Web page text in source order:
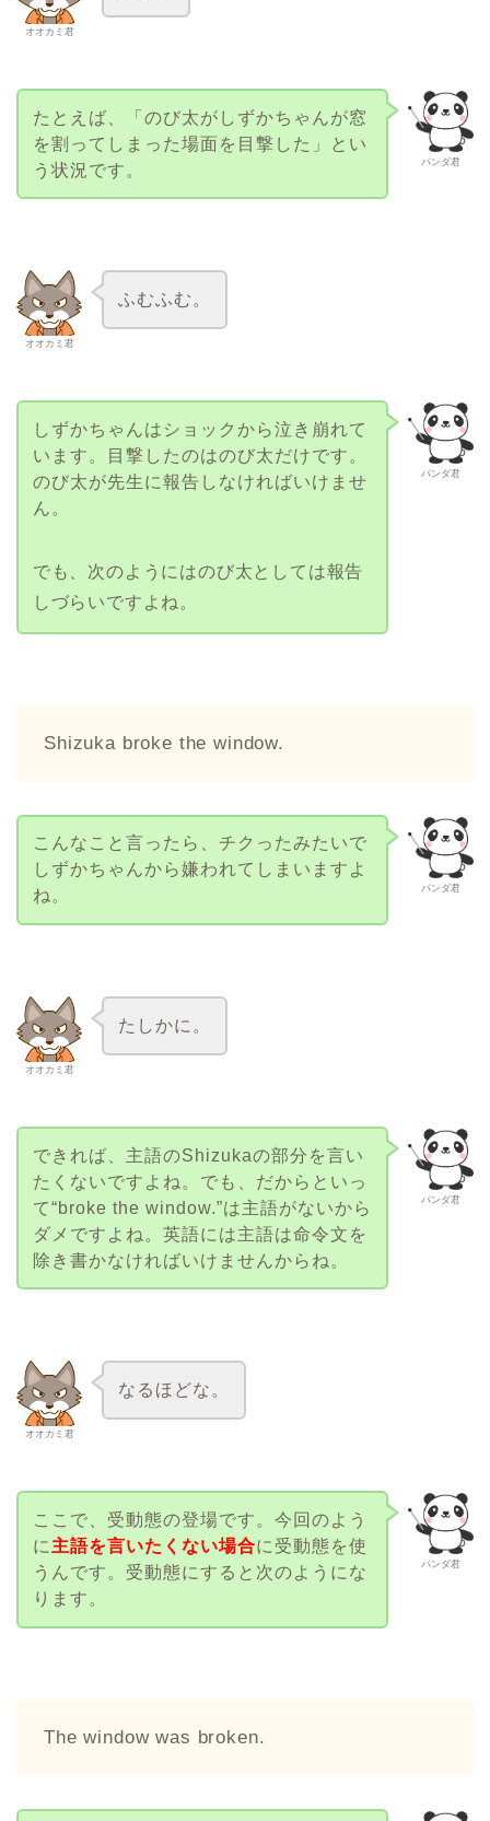
オオカミ君
パンダ君
たとえば、「のび太がしずかちゃんが窓
を割ってしまった場面を目撃した」とい
う状況です。
オオカミ君
ふむふむ。
パンダ君
しずかちゃんはショックから泣き崩れて
います。目撃したのはのび太だけです。
のび太が先生に報告しなければいけませ
ん。
でも、次のようにはのび太としては報告
しづらいですよね。
Shizuka broke the window.
パンダ君
こんなこと言ったら、チクったみたいで
しずかちゃんから嫌われてしまいますよ
ね。
オオカミ君
たしかに。
パンダ君
できれば、主語のShizukaの部分を言い
たくないですよね。でも、だからといっ
て“broke the window.”は主語がないから
ダメですよね。英語には主語は命令文を
除き書かなければいけませんからね。
オオカミ君
なるほどな。
パンダ君
ここで、受動態の登場です。今回のよう
に 主語を言いたくない場合に受動態を使
うんです。受動態にすると次のようにな
ります。
The window was broken.